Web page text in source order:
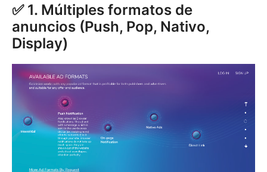
✅ 1. Múltiples formatos de
anuncios (Push, Pop, Nativo,
Display)